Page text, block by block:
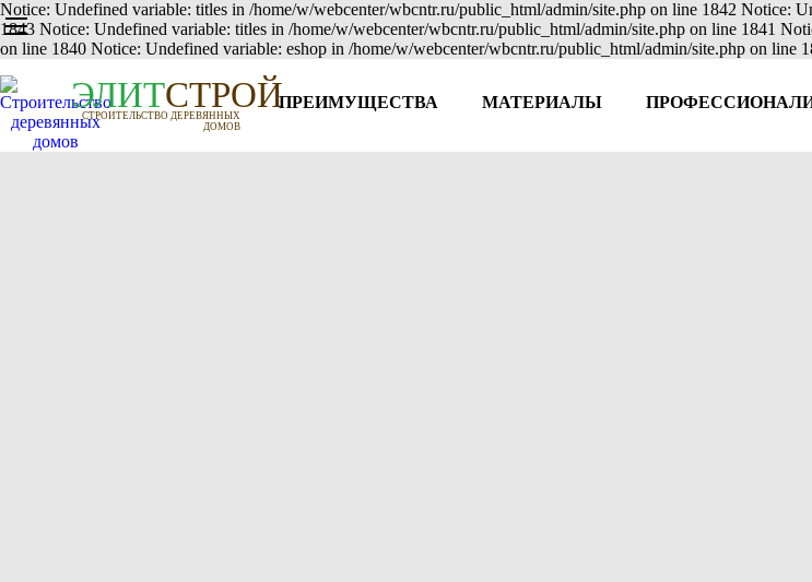
Notice: Undefined variable: titles in /home/w/webcenter/wbcntr.ru/public_html/admin/site.php on line 1842 Notice:
1843 Notice: Undefined variable: titles in /home/w/webcenter/wbcntr.ru/public_html/admin/site.php on line 1841
on line 1840 Notice: Undefined variable: eshop in /home/w/webcenter/wbcntr.ru/public_html/admin/site.php on line
ЭЛИТСТРОЙ
СТРОИТЕЛЬСТВО ДЕРЕВЯННЫХ
ДОМОВ
ПРЕИМУЩЕСТВА МАТЕРИАЛЫ